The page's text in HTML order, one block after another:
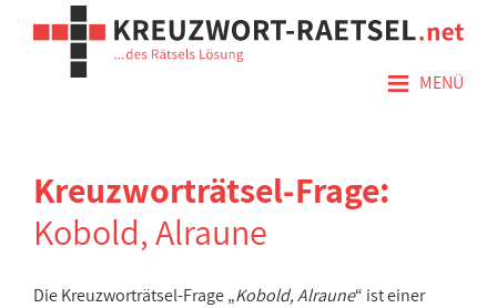
≡ MENÜ
Kreuzworträtsel-Frage:
Kobold, Alraune
Die Kreuzworträtsel-Frage „Kobold, Alraune“ ist einer